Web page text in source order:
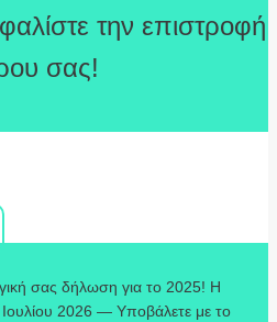
την επιστροφή
σας!
σας δήλωση για το 2025! Η
Ιουλίου 2026 — Υποβάλετε με το